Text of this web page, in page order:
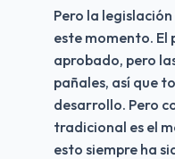
Pero la
este momento. El
aprobado, pero
pañales, así que
desarrollo. Pero
tradicional es el
esto siempre ha